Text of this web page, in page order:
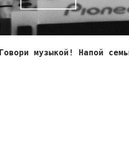
Говори музыкой! Напой